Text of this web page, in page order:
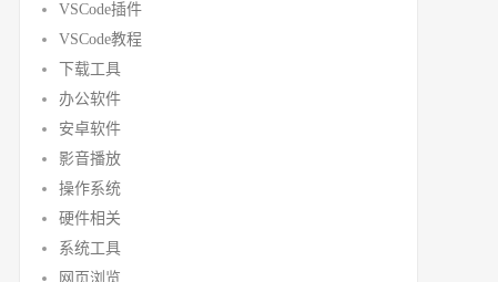
VSCode插件
VSCode教程
下载工具
办公软件
安卓软件
影音播放
操作系统
硬件相关
系统工具
网页浏览